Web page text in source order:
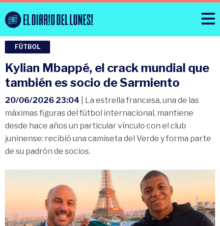
FÚTBOL
Kylian Mbappé, el crack mundial que
también es socio de Sarmiento
20/06/2026 23:04 | La estrella francesa, una de las
máximas figuras del fútbol internacional, mantiene
desde hace años un particular vínculo con el club
juninense: recibió una camiseta del Verde y forma parte
de su padrón de socios.